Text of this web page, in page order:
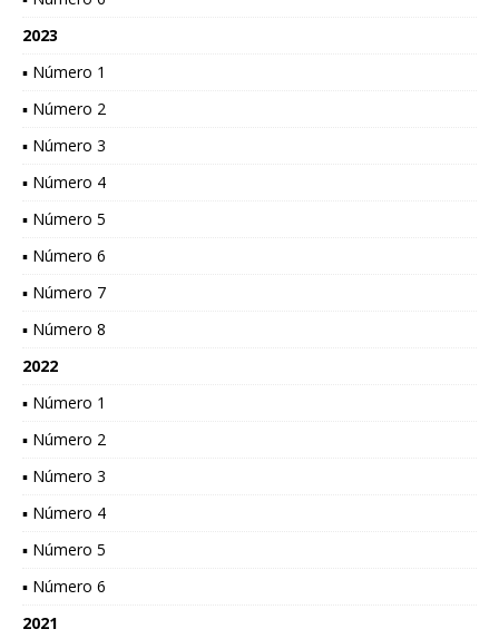
2023
▪ Número 1
▪ Número 2
▪ Número 3
▪ Número 4
▪ Número 5
▪ Número 6
▪ Número 7
▪ Número 8
2022
▪ Número 1
▪ Número 2
▪ Número 3
▪ Número 4
▪ Número 5
▪ Número 6
2021